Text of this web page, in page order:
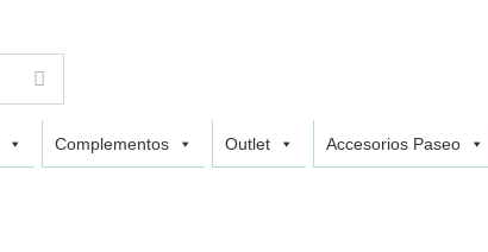
Complementos Outlet Accesorios Paseo